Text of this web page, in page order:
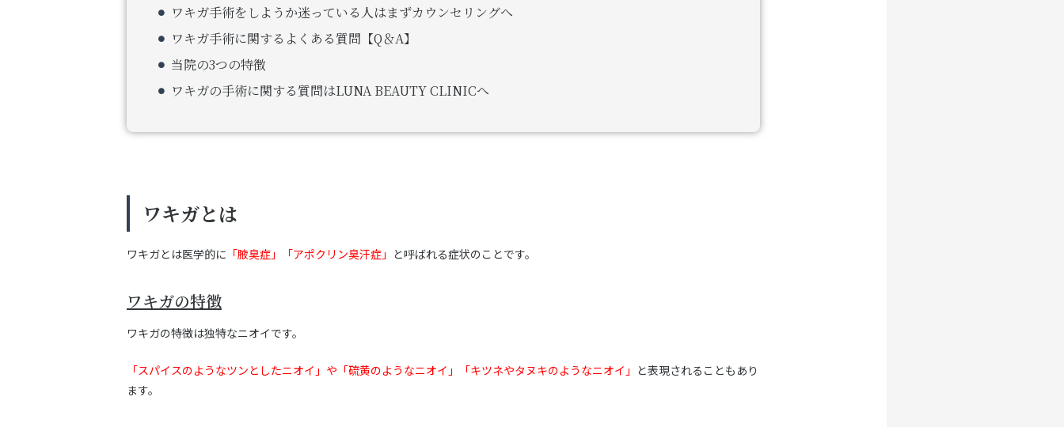
ワキガ手術をしようか迷っている人はまずカウンセリングへ
ワキガ手術に関するよくある質問【Q＆A】
当院の3つの特徴
ワキガの手術に関する質問はLUNA BEAUTY CLINICへ
ワキガとは
ワキガとは医学的に 「腋臭症」「アポクリン臭汗症」 と呼ばれる症状のことです。
ワキガの特徴
ワキガの特徴は独特なニオイです。
「スパイスのようなツンとしたニオイ」や「硫黄のようなニオイ」「キツネやタヌキのようなニオイ」 と表現されることもあり
ます。